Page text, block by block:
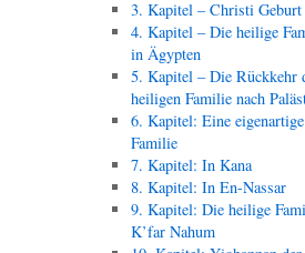
3. Kapitel – Christi Geburt
4. Kapitel – Die heilige
in Ägypten
5. Kapitel – Die Rückkehr
heiligen Familie nach
6. Kapitel: Eine eigenartige
Familie
7. Kapitel: In Kana
8. Kapitel: In En-Nassar
9. Kapitel: Die heilige
K’far Nahum